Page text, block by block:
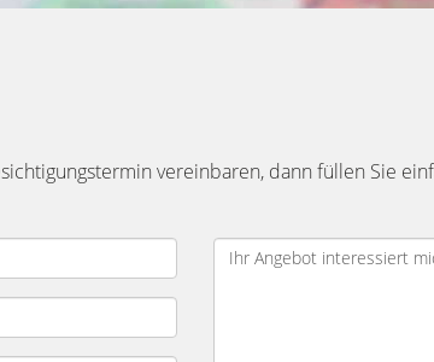
vereinbaren, dann füllen Sie